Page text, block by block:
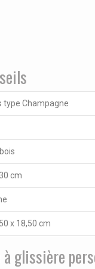
type Champagne
cm
x 18,50 cm
glissière